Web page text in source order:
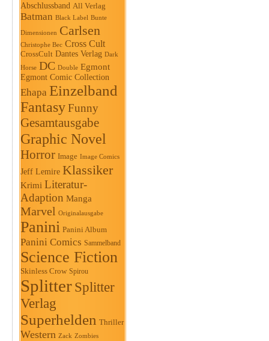
Abschlussband All Verlag
Batman Black Label Bunte
Dimensionen Carlsen
Christophe Bec Cross Cult
CrossCult Dantes Verlag Dark
Horse DC Double Egmont
Egmont Comic Collection
Ehapa Einzelband
FantasyFunny
Gesamtausgabe
Graphic Novel
Horror Image Image Comics
Jeff Lemire Klassiker
Krimi Literatur-
Adaption Manga
Marvel Originalausgabe
Panini Panini Album
Panini Comics Sammelband
Science Fiction
Skinless Crow Spirou
Splitter Splitter
Verlag
Superhelden Thriller
Western Zack Zombies